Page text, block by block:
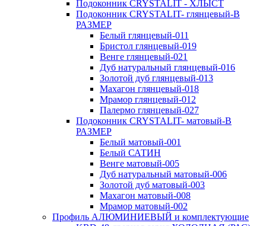
Подоконник CRYSTALIT - ХЛЫСТ
Подоконник CRYSTALIT- глянцевый-В
РАЗМЕР
Белый глянцевый-011
Бристол глянцевый-019
Венге глянцевый-021
Дуб натуральный глянцевый-016
Золотой дуб глянцевый-013
Махагон глянцевый-018
Мрамор глянцевый-012
Палермо глянцевый-027
Подоконник CRYSTALIT- матовый-В
РАЗМЕР
Белый матовый-001
Белый САТИН
Венге матовый-005
Дуб натуральный матовый-006
Золотой дуб матовый-003
Махагон матовый-008
Мрамор матовый-002
Профиль АЛЮМИНИЕВЫЙ и комплектующие